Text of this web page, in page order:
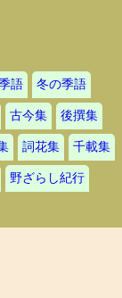
語 冬の季語
古今集 後撰集
詞花集 千載集
野ざらし紀行